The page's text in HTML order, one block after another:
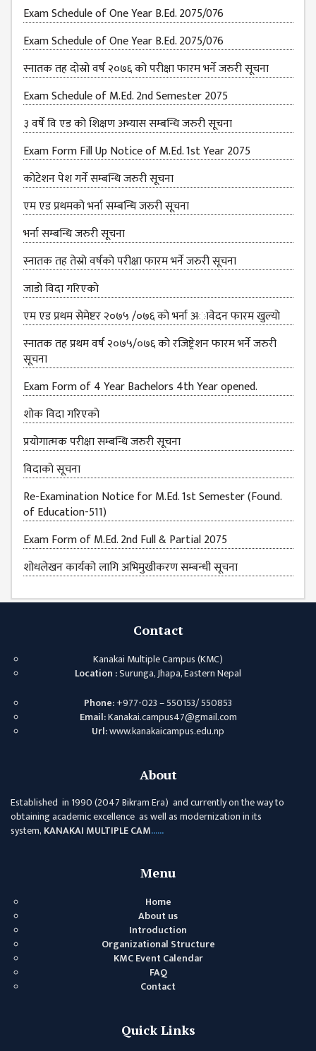
Exam Schedule of One Year B.Ed. 2075/076
Exam Schedule of One Year B.Ed. 2075/076
स्नातक तह दोस्रो वर्ष २०७६ को परीक्षा फारम भर्ने जरुरी सूचना
Exam Schedule of M.Ed. 2nd Semester 2075
३ वर्षे वि एड को शिक्षण अभ्यास सम्बन्धि जरुरी सूचना
Exam Form Fill Up Notice of M.Ed. 1st Year 2075
कोटेशन पेश गर्ने सम्बन्धि जरुरी सूचना
एम एड प्रथमको भर्ना सम्बन्धि जरुरी सूचना
भर्ना सम्बन्धि जरुरी सूचना
स्नातक तह तेस्राे वर्षकाे परीक्षा फारम भर्ने जरुरी सूचना
जाडाे विदा गरिएकाे
एम एड प्रथम सेमेष्टर २०७५ /०७६ काे भर्ना अावेदन फारम खुल्याे
स्नातक तह प्रथम वर्ष २०७५/०७६ काे रजिष्ट्रेशन फारम भर्ने जरुरी
सूचना
Exam Form of 4 Year Bachelors 4th Year opened.
शाेक विदा गरिएकाे
प्रयोगात्मक परीक्षा सम्बन्धि जरुरी सूचना
विदाकाे सूचना
Re-Examination Notice for M.Ed. 1st Semester (Found.
of Education-511)
Exam Form of M.Ed. 2nd Full & Partial 2075
शोधलेखन कार्यको लागि अभिमुखीकरण सम्बन्धी सूचना
Contact
Kanakai Multiple Campus (KMC)
Location :Surunga, Jhapa, Eastern Nepal
Phone:+977-023 – 550153/ 550853
Email:Kanakai.campus47@gmail.com
Url:www.kanakaicampus.edu.np
About
Established in 1990 (2047 Bikram Era) and currently on the way to
obtaining academic excellence as well as modernization in its
system, KANAKAI MULTIPLE CAM......
Menu
Home
About us
Introduction
Organizational Structure
KMC Event Calendar
FAQ
Contact
Quick Links